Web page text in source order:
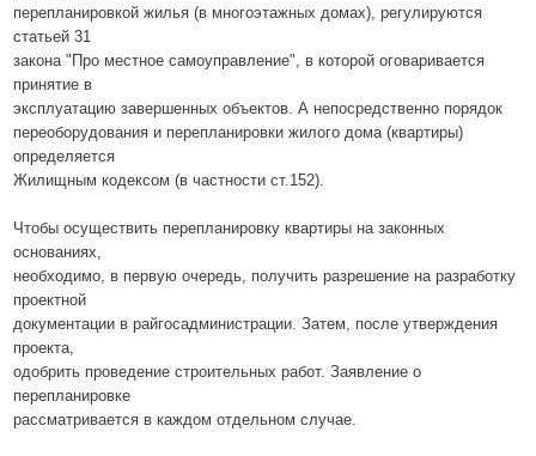
перепланировкой жилья (в многоэтажных домах), регулируются
статьей 31
закона "Про местное самоуправление", в которой оговаривается
принятие в
эксплуатацию завершенных объектов. А непосредственно порядок
переоборудования и перепланировки жилого дома (квартиры)
определяется
Жилищным кодексом (в частности ст.152).
Чтобы осуществить перепланировку квартиры на законных
основаниях,
необходимо, в первую очередь, получить разрешение на разработку
проектной
документации в райгосадминистрации. Затем, после утверждения
проекта,
одобрить проведение строительных работ. Заявление о
перепланировке
рассматривается в каждом отдельном случае.